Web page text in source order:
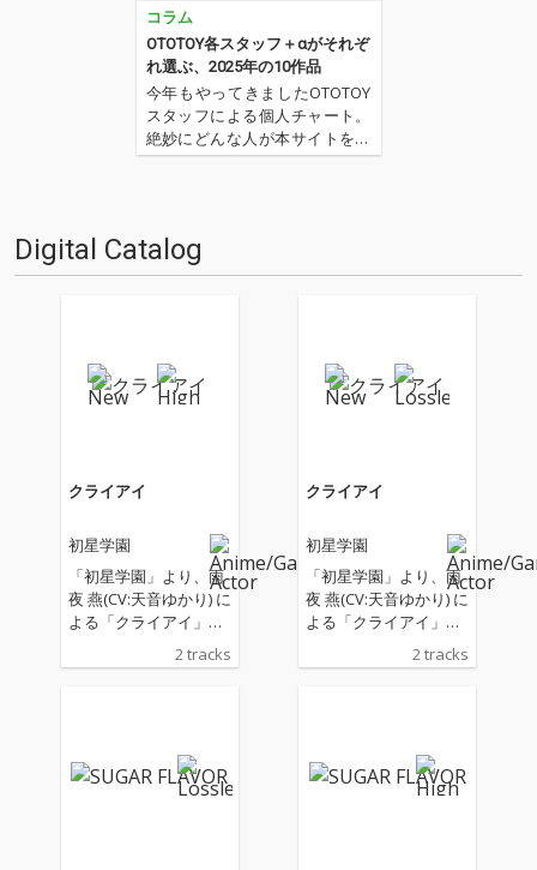
コラム
OTOTOY各スタッフ＋αがそれぞ
れ選ぶ、2025年の10作品
今年もやってきましたOTOTOY
スタッフによる個人チャート。
絶妙にどんな人が本サイトを運
営しているのか？ そんな自己
か？ ということでスタッフ・
チャートをお届けします…
Digital Catalog
クライアイ
初星学園
「初星学園」より、雨
夜 燕(CV:天音ゆかり) に
よる「クライアイ」の
2 tracks
クライアイ
初星学園
「初星学園」より、雨
夜 燕(CV:天音ゆかり) に
よる「クライアイ」の
2 tracks